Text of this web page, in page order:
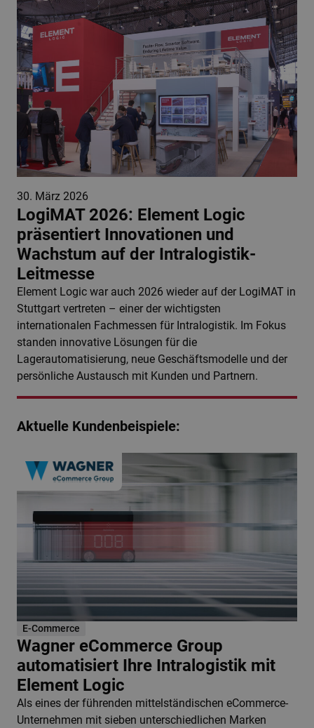
30. März 2026
LogiMAT 2026: Element Logic
präsentiert Innovationen und
Wachstum auf der Intralogistik-
Leitmesse
Element Logic war auch 2026 wieder auf der LogiMAT in
Stuttgart vertreten – einer der wichtigsten
internationalen Fachmessen für Intralogistik. Im Fokus
standen innovative Lösungen für die
Lagerautomatisierung, neue Geschäftsmodelle und der
persönliche Austausch mit Kunden und Partnern.
Aktuelle Kundenbeispiele:
E-Commerce
Wagner eCommerce Group
automatisiert Ihre Intralogistik mit
Element Logic
Als eines der führenden mittelständischen eCommerce-
Unternehmen mit sieben unterschiedlichen Marken